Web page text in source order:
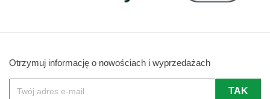
Otrzymuj informację o nowościach i wyprzedażach